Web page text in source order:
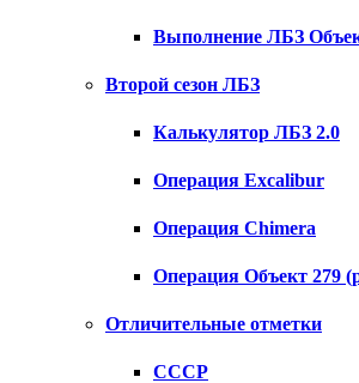
Выполнение ЛБЗ
Второй сезон ЛБЗ
Калькулятор ЛБЗ 2.0
Операция Excalibur
Операция Chimera
Операция Объект 279
Отличительные отметки
СССР